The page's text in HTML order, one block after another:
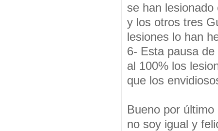
se han
y los otros tres
lesiones lo han
6- Esta pausa
al 100% los
que los
Bueno por
no soy igual y